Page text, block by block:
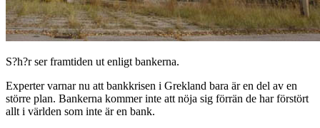
S?h?r ser framtiden ut enligt bankerna.
Experter varnar nu att bankkrisen i Grekland bara är en del av en
större plan. Bankerna kommer inte att nöja sig förrän de har förstört
allt i världen som inte är en bank.